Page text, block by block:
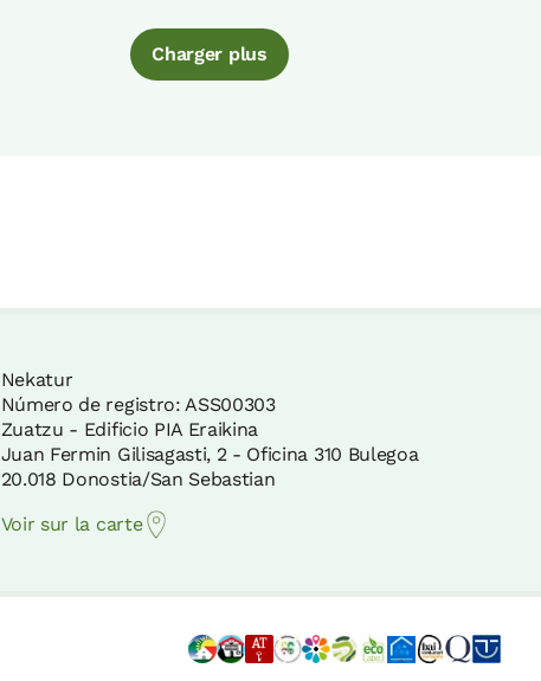
Charger plus
Nekatur
Número de registro: ASS00303
Zuatzu - Edificio PIA Eraikina
Juan Fermin Gilisagasti, 2 - Oficina 310 Bulegoa
20.018 Donostia/San Sebastian
Voir sur la carte